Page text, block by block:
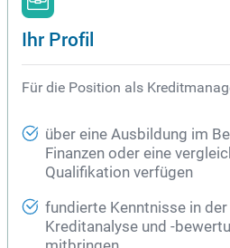
Ihr Profil
Für die Position als
über eine Ausbildung im
Finanzen oder eine
Qualifikation verfügen
fundierte Kenntnisse in der
Kreditanalyse und -